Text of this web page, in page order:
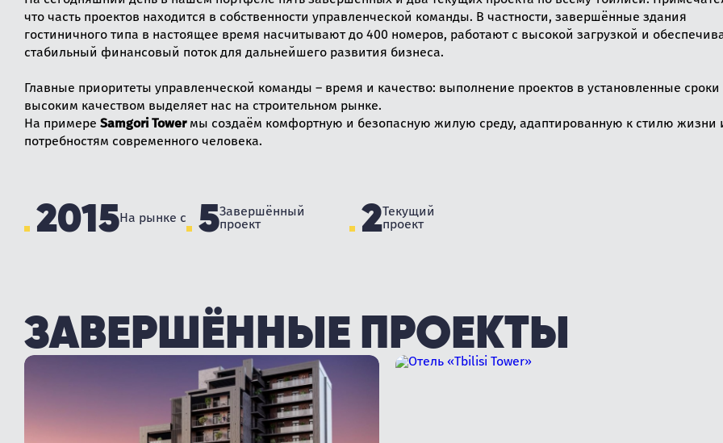
что часть проектов находится в собственности управленческой команды. В частности, завершённые здания
гостиничного типа в настоящее время насчитывают до 400 номеров, работают с высокой загрузкой и
стабильный финансовый поток для дальнейшего развития бизнеса.
Главные приоритеты управленческой команды – время и качество: выполнение проектов в установленные сроки
высоким качеством выделяет нас на строительном рынке.
На примере Samgori Towerмы создаём комфортную и безопасную жилую среду, адаптированную к стилю жизни
потребностям современного человека.
2015На рынке с 5Завершённый
проект
2Текущий
проект
ЗАВЕРШЁННЫЕ ПРОЕКТЫ